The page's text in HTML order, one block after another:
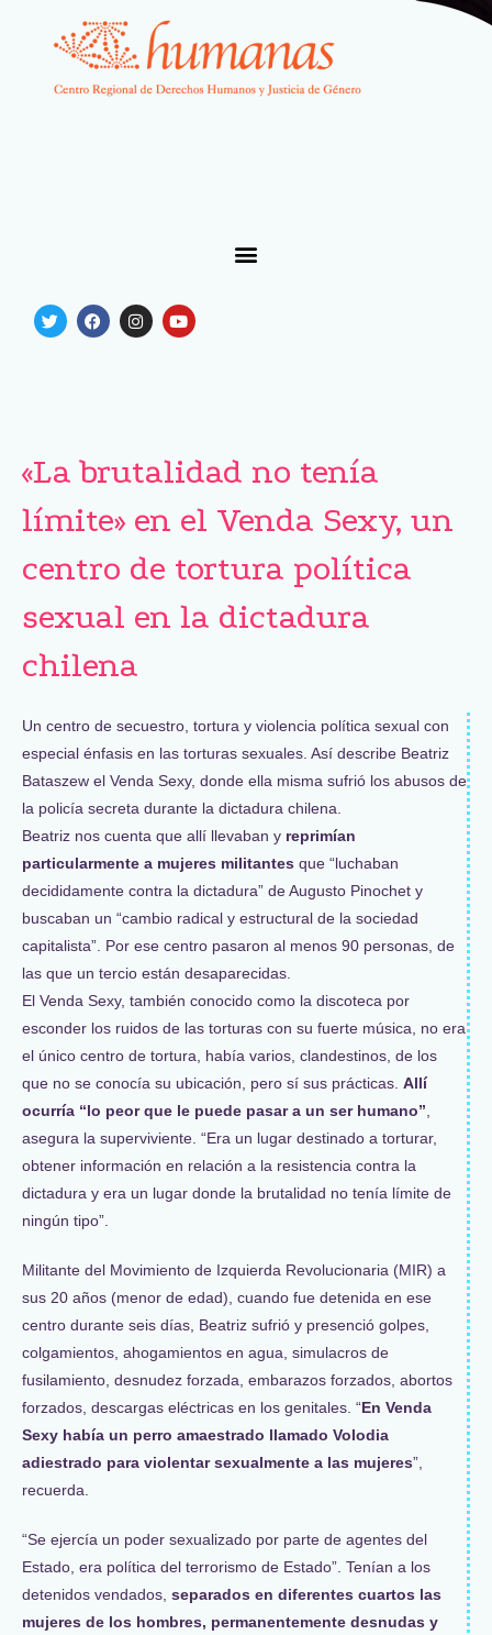
«La brutalidad no tenía
límite» en el Venda Sexy, un
centro de tortura política
sexual en la dictadura
chilena
Un centro de secuestro, tortura y violencia política sexual con
especial énfasis en las torturas sexuales. Así describe Beatriz
Bataszew el Venda Sexy, donde ella misma sufrió los abusos de
la policía secreta durante la dictadura chilena.
Beatriz nos cuenta que allí llevaban y reprimían
particularmente a mujeres militantes que “luchaban
decididamente contra la dictadura” de Augusto Pinochet y
buscaban un “cambio radical y estructural de la sociedad
capitalista”. Por ese centro pasaron al menos 90 personas, de
las que un tercio están desaparecidas.
El Venda Sexy, también conocido como la discoteca por
esconder los ruidos de las torturas con su fuerte música, no era
el único centro de tortura, había varios, clandestinos, de los
que no se conocía su ubicación, pero sí sus prácticas. Allí
ocurría “lo peor que le puede pasar a un ser humano”
asegura la superviviente. “Era un lugar destinado a torturar,
obtener información en relación a la resistencia contra la
dictadura y era un lugar donde la brutalidad no tenía límite de
ningún tipo”.
Militante del Movimiento de Izquierda Revolucionaria (MIR) a
sus 20 años (menor de edad), cuando fue detenida en ese
centro durante seis días, Beatriz sufrió y presenció golpes,
colgamientos, ahogamientos en agua, simulacros de
fusilamiento, desnudez forzada, embarazos forzados, abortos
forzados, descargas eléctricas en los genitales. “En Venda
Sexy había un perro amaestrado llamado Volodia
adiestrado para violentar sexualmente a las mujeres”,
recuerda.
“Se ejercía un poder sexualizado por parte de agentes del
Estado, era política del terrorismo de Estado”. Tenían a los
detenidos vendados, separados en diferentes cuartos las
mujeres de los hombres, permanentemente desnudas y